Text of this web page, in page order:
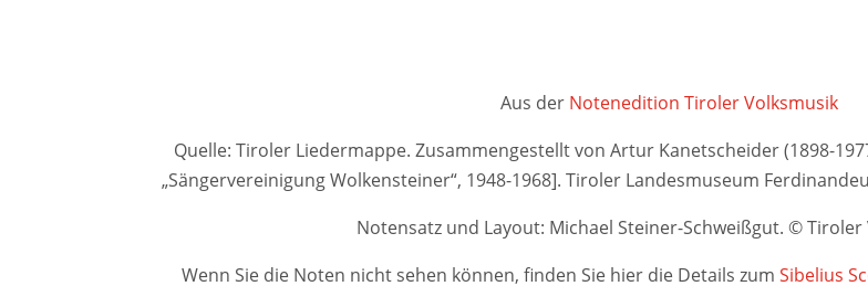
Aus der Notenedition Tiroler Volksmusik
Quelle: Tiroler Liedermappe. Zusammengestellt von Artur Kanetscheider (1898-
„Sängervereinigung Wolkensteiner“, 1948-1968]. Tiroler Landesmuseum
Notensatz und Layout: Michael Steiner-Schweißgut. ©
Wenn Sie die Noten nicht sehen können, finden Sie hier die Details zumSibelius